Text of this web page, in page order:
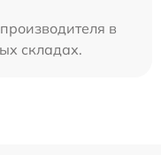
в
складах.